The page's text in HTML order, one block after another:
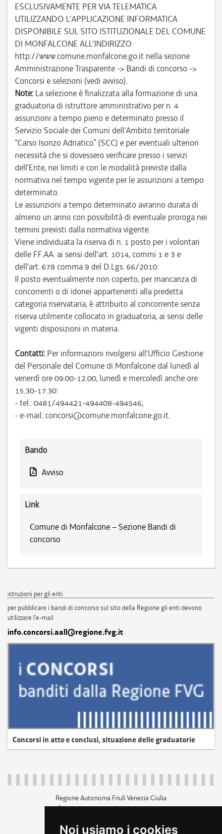
Noi usiamo i cookies
ESCLUSIVAMENTE PER VIA TELEMATICA
UTILIZZANDO L’APPLICAZIONE INFORMATICA
DISPONIBILE SUL SITO ISTITUZIONALE DEL COMUNE
DI MONFALCONE ALL’INDIRIZZO
http://www.comune.monfalcone.go.it nella sezione
Amministrazione Trasparente -> Bandi di concorso ->
Concorsi e selezioni (vedi avviso).
Note: La selezione è finalizzata alla formazione di una
graduatoria di istruttore amministrativo per n. 4
assunzioni a tempo pieno e determinato presso il
Servizio Sociale dei Comuni dell’Ambito territoriale
“Carso Isonzo Adriatico” (SCC) e per eventuali ulteriori
necessità che si dovessero verificare presso i servizi
dell’Ente, nei limiti e con le modalità previste dalla
normativa nel tempo vigente per le assunzioni a tempo
determinato.
Le assunzioni a tempo determinato avranno durata di
almeno un anno con possibilità di eventuale proroga nei
termini previsti dalla normativa vigente.
Viene individuata la riserva di n. 1 posto per i volontari
delle FF.AA. ai sensi dell’art. 1014, commi 1 e 3 e
dell’art. 678 comma 9 del D.Lgs. 66/2010.
Il posto eventualmente non coperto, per mancanza di
concorrenti o di idonei appartenenti alla predetta
categoria riservataria, è attribuito al concorrente senza
riserva utilmente collocato in graduatoria, ai sensi delle
vigenti disposizioni in materia.
Contatti: Per informazioni rivolgersi all’Ufficio Gestione
del Personale del Comune di Monfalcone dal lunedì al
venerdì ore 09.00-12.00, lunedì e mercoledì anche ore
15.30-17.30:
- tel.: 0481/494421-494408-494546;
- e-mail: concorsi@comune.monfalcone.go.it.
Bando
Avviso
Link
Comune di Monfalcone – Sezione Bandi di
concorso
istruzioni per gli enti
per pubblicare i bandi di concorso sul sito della Regione gli enti devono
utilizzare l'e-mail
info.concorsi.aall@regione.fvg.it
Concorsi in atto e conclusi, situazione delle graduatorie
Regione Autonoma Friuli Venezia Giulia
c.f. 80014930327; p.iva 00526040324
+39 040 3771111